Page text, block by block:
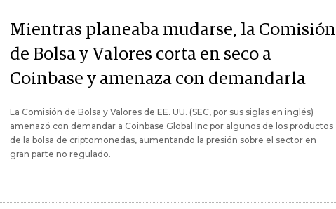
Mientras planeaba mudarse, la Comisión
de Bolsa y Valores corta en seco a
Coinbase y amenaza con demandarla
La Comisión de Bolsa y Valores de EE. UU. (SEC, por sus siglas en inglés)
amenazó con demandar a Coinbase Global Inc por algunos de los productos
de la bolsa de criptomonedas, aumentando la presión sobre el sector en
gran parte no regulado.